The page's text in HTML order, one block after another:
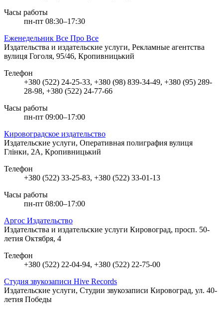
Часы работы
пн-пт 08:30–17:30
Еженедельник Все Про Все
Издательства и издательские услуги, Рекламные агентства
вулиця Гоголя, 95/46, Кропивницький
Телефон
+380 (522) 24-25-33, +380 (98) 839-34-49, +380 (95) 289-
28-98, +380 (522) 24-77-66
Часы работы
пн-пт 09:00–17:00
Кировоградское издательство
Издательские услуги, Оперативная полиграфия вулиця
Глінки, 2А, Кропивницький
Телефон
+380 (522) 33-25-83, +380 (522) 33-01-13
Часы работы
пн-пт 08:00–17:00
Аргос Издательство
Издательства и издательские услуги Кировоград, просп. 50-
летия Октября, 4
Телефон
+380 (522) 22-04-94, +380 (522) 22-75-00
Студия звукозаписи Hive Records
Издательские услуги, Студии звукозаписи Кировоград, ул. 40-
летия Победы